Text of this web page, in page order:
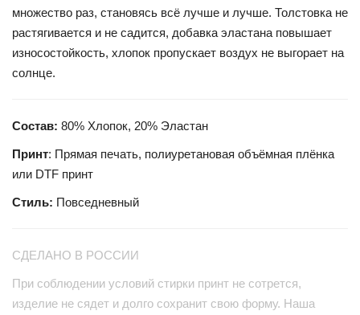
множество раз, становясь всё лучше и лучше. Толстовка не
растягивается и не садится, добавка эластана повышает
износостойкость, хлопок пропускает воздух не выгорает на
солнце.
Состав: 80% Хлопок, 20% Эластан
Принт: Прямая печать, полиуретановая объёмная плёнка
или DTF принт
Стиль: Повседневный
СДЕЛАНО В РОССИИ
При соблюдении условий стирки принт не сотрется,
изделие не сядет и долго сохранит свою форму. Наша